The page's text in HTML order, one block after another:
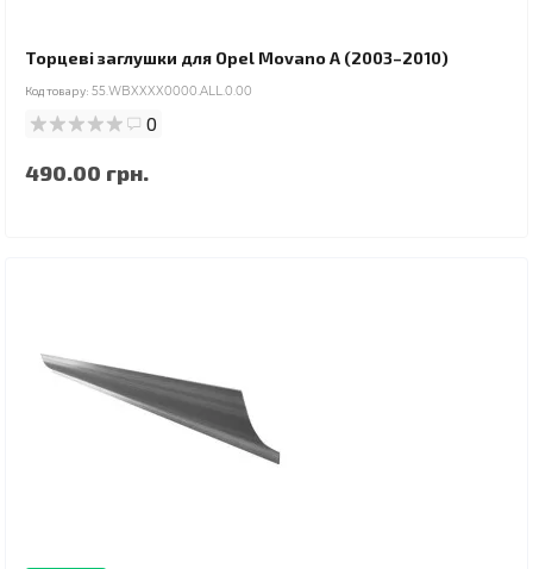
Торцеві заглушки для Opel Movano A (2003–2010)
Код товару: 55.WBXXXX0000.ALL.0.00
0
490.00 грн.